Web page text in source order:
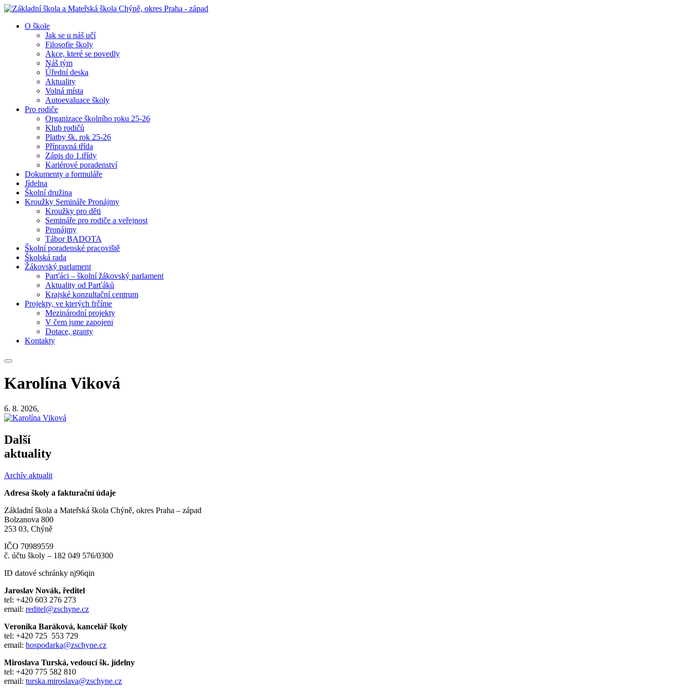
O škole
Jak se u náš učí
Filosofie školy
Akce, které se povedly
Náš tým
Úřední deska
Aktuality
Volná místa
Autoevaluace školy
Pro rodiče
Organizace školního roku 25-26
Klub rodičů
Platby šk. rok 25-26
Přípravná třída
Zápis do 1.třídy
Kariérové poradenství
Dokumenty a formuláře
Jídelna
Školní družina
Kroužky Semináře Pronájmy
Kroužky pro děti
Semináře pro rodiče a veřejnost
Pronájmy
Tábor BADOTA
Školní poradenské pracoviště
Školská rada
Žákovský parlament
Parťáci – školní žákovský parlament
Aktuality od Parťáků
Krajské konzultační centrum
Projekty, ve kterých frčíme
Mezinárodní projekty
V čem jsme zapojeni
Dotace, granty
Kontakty
Karolína Viková
6. 8. 2026,
Další
aktuality
Archív aktualit
Adresa školy a fakturační údaje
Základní škola a Mateřská škola Chýně, okres Praha – západ
Bolzanova 800
253 03, Chýně
IČO 70989559
č. účtu školy – 182 049 576/0300
ID datové schránky nj96qin
Jaroslav Novák, ředitel
tel: +420 603 276 273
email: reditel@zschyne.cz
Veronika Baráková, kancelář školy
tel: +420 725 553 729
email: hospodarka@zschyne.cz
Miroslava Turská, vedoucí šk. jídelny
tel: +420 775 582 810
email: turska.miroslava@zschyne.cz